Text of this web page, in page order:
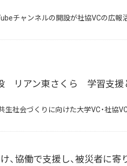
チャンネルの開設が社協VCの広報
アン東さくら 学習支援と
社会づくりに向けた大学VC・社協
、協働で支援し、被災者に寄